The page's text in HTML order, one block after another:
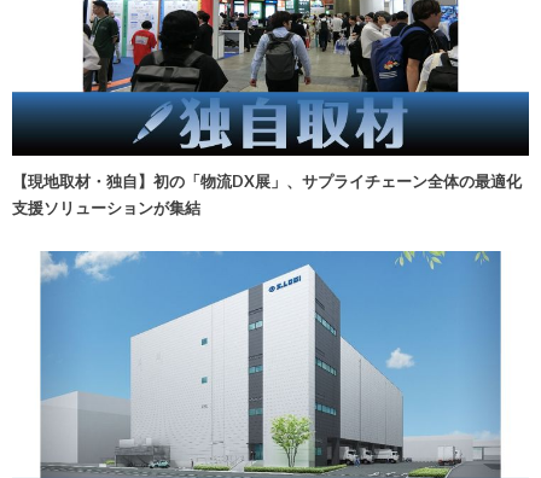
【現地取材・独自】初の「物流DX展」、サプライチェーン全体の最適化
支援ソリューションが集結